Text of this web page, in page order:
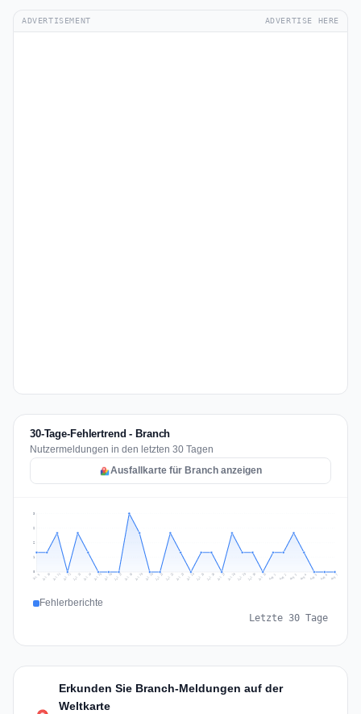
ADVERTISEMENT ADVERTISE HERE
30-Tage-Fehlertrend - Branch
Nutzermeldungen in den letzten 30 Tagen
Ausfallkarte für Branch anzeigen
1
2
2
3
Jul 9 Jul 10 Jul 11 Jul 12 Jul 13 Jul 14 Jul 15 Jul 16 Jul 17 Jul 18 Jul 19 Jul 20 Jul 21 Jul 22 Jul 23 Jul 24 Jul 25 Jul 26 Jul 27 Jul 28 Jul 29 Jul 30 Jul 31 Aug 1 Aug 2 Aug 3 Aug 4 Aug 5 Aug 6 Aug 7
Fehlerberichte
Letzte 30 Tage
Erkunden Sie Branch-Meldungen auf der
Weltkarte